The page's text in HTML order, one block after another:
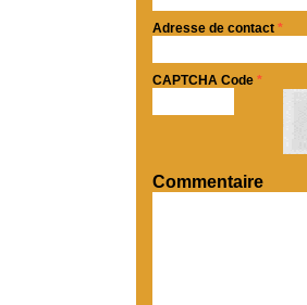
Adresse de contact *
CAPTCHA Code *
Commentaire